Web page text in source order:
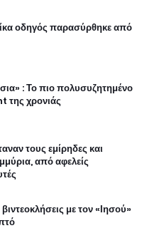
οδηγός παρασύρθηκε από
: Το πιο πολυσυζητημένο
χρονιάς
τους εμίρηδες και
από αφελείς
με τον «Ιησού»